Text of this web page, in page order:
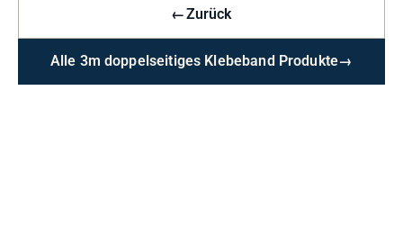
←Zurück
Alle 3m doppelseitiges Klebeband Produkte→